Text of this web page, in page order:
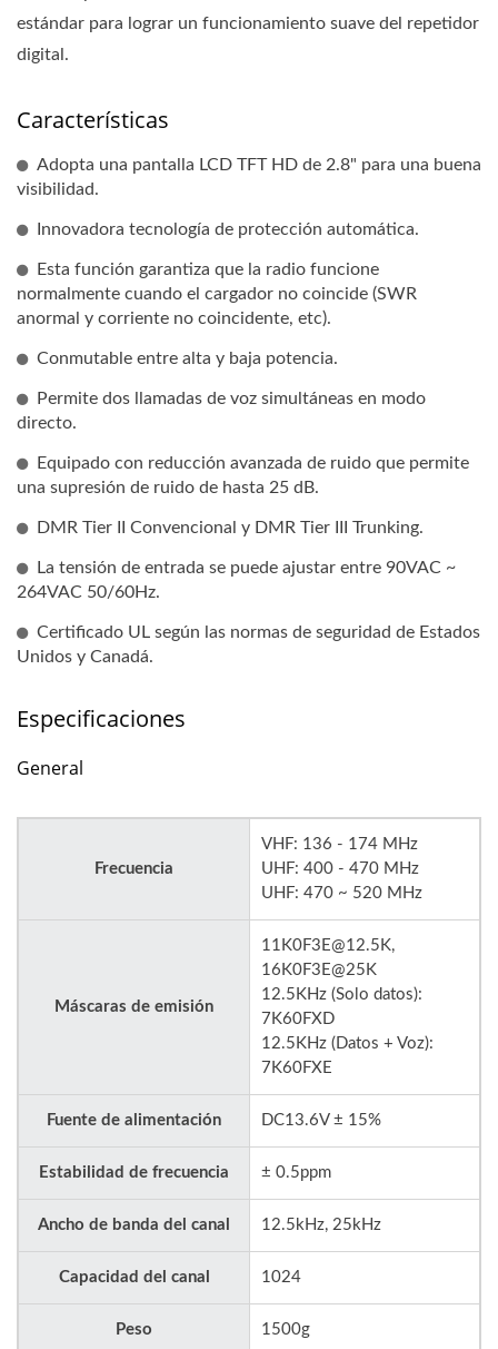
estándar para lograr un funcionamiento suave del repetidor
digital.
Características
Adopta una pantalla LCD TFT HD de 2.8" para una buena
visibilidad.
Innovadora tecnología de protección automática.
Esta función garantiza que la radio funcione
normalmente cuando el cargador no coincide (SWR
anormal y corriente no coincidente, etc).
Conmutable entre alta y baja potencia.
Permite dos llamadas de voz simultáneas en modo
directo.
Equipado con reducción avanzada de ruido que permite
una supresión de ruido de hasta 25 dB.
DMR Tier II Convencional y DMR Tier III Trunking.
La tensión de entrada se puede ajustar entre 90VAC ~
264VAC 50/60Hz.
Certificado UL según las normas de seguridad de Estados
Unidos y Canadá.
Especificaciones
General
Frecuencia
VHF: 136 - 174 MHz
UHF: 400 - 470 MHz
UHF: 470 ~ 520 MHz
Máscaras de emisión
11K0F3E@12.5K,
16K0F3E@25K
12.5KHz (Solo datos):
7K60FXD
12.5KHz (Datos + Voz):
7K60FXE
Fuente de alimentación DC13.6V ± 15%
Estabilidad de frecuencia ± 0.5ppm
Ancho de banda del canal 12.5kHz, 25kHz
Capacidad del canal 1024
Peso 1500g